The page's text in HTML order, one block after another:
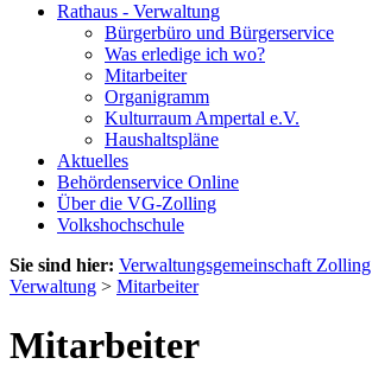
Rathaus - Verwaltung
Bürgerbüro und Bürgerservice
Was erledige ich wo?
Mitarbeiter
Organigramm
Kulturraum Ampertal e.V.
Haushaltspläne
Aktuelles
Behördenservice Online
Über die VG-Zolling
Volkshochschule
Sie sind hier: Verwaltungsgemeinschaft Zolling
Verwaltung > Mitarbeiter
Mitarbeiter